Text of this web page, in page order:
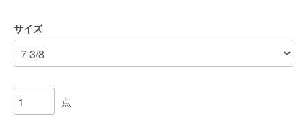
サイズ
点